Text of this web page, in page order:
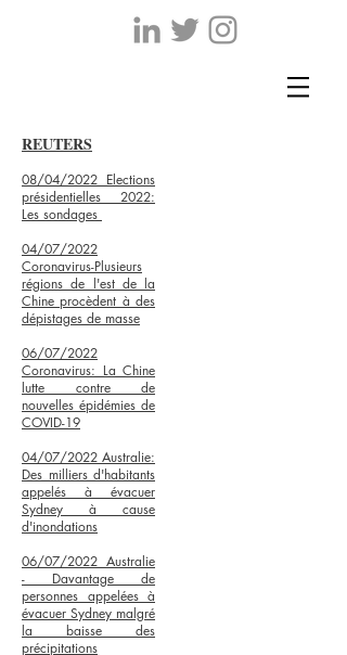
REUTERS
08/04/2022 Elections
présidentielles 2022:
Les sondages
04/07/2022
Coronavirus-Plusieurs
régions de l'est de la
Chine procèdent à des
dépistages de masse
06/07/2022
Coronavirus: La Chine
lutte contre de
nouvelles épidémies de
COVID-19
04/07/2022 Australie:
Des milliers d'habitants
appelés à évacuer
Sydney à cause
d'inondations
06/07/2022 Australie
- Davantage de
personnes appelées à
évacuer Sydney malgré
la baisse des
précipitations